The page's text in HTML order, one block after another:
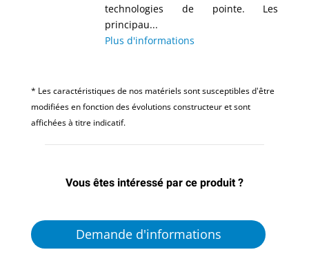
technologies de pointe. Les
principau...
Plus d'informations
* Les caractéristiques de nos matériels sont susceptibles d'être
modifiées en fonction des évolutions constructeur et sont
affichées à titre indicatif.
Vous êtes intéressé par ce produit ?
Demande d'informations